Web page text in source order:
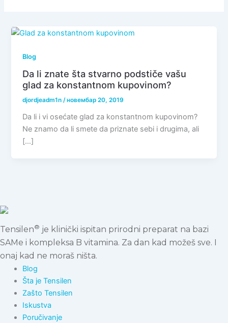
Blog
Da li znate šta stvarno podstiče vašu
glad za konstantnom kupovinom?
djordjeadm1n/новембар 20, 2019
Da li i vi osećate glad za konstantnom kupovinom?
Ne znamo da li smete da priznate sebi i drugima, ali
[…]
Tensilen® je klinički ispitan prirodni preparat na bazi
SAMe i kompleksa B vitamina. Za dan kad možeš sve. I
onaj kad ne moraš ništa.
Blog
Šta je Tensilen
Zašto Tensilen
Iskustva
Poručivanje